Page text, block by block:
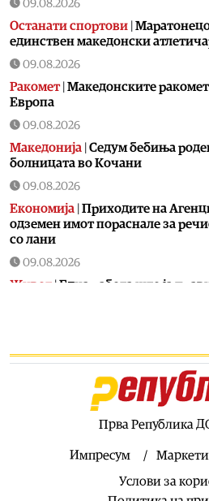
09.08.2026
Останати спортови
единствен македонски
09.08.2026
Ракомет| Македонските
Европа
09.08.2026
Македонија Седум бебиња
болницата во Кочани
09.08.2026
Економија Приходите на
одземен имот пораснале за
со лани
09.08.2026
Живот |Една работа што ја
Живот|Денеска е Свети
патниците и заштитник од
Јапонка уапсена поради
09.08.2026
Голема повелба на
Прва Република
Импресум
Услови за